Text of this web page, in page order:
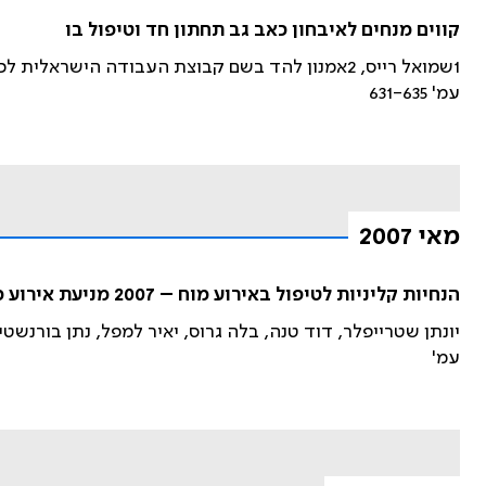
קווים מנחים לאיבחון כאב גב תחתון חד וטיפול בו
1שמואל רייס, 2אמנון להד בשם קבוצת העבודה הישראלית לכתיבת ההנחיות הקליניות למניעה וטיפול בכאבי גב תחתון
עמ' 631-635
מאי 2007
הנחיות קליניות לטיפול באירוע מוח – 2007 מניעת אירוע מוח איסכמי – הנחיות כלליות וטיפול בתרופות
יונתן שטרייפלר, דוד טנה, בלה גרוס, יאיר למפל, נתן
עמ'